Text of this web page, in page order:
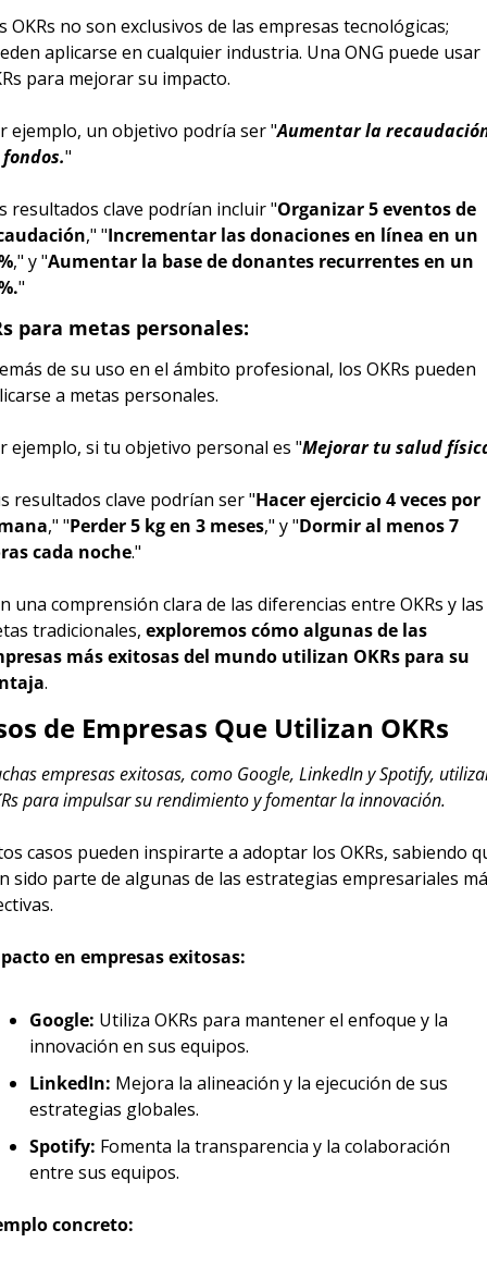
OKRs no son exclusivos de las empresas tecnológicas;
aplicarse en cualquier industria. Una ONG puede usar
para mejorar su impacto.
ejemplo, un objetivo podría ser "Aumentar la
"
resultados clave podrían incluir "Organizar 5 eventos de
," "Incrementar las donaciones en línea en un
," y "Aumentar la base de donantes recurrentes en un
"
para metas personales:
de su uso en el ámbito profesional, los OKRs pueden
a metas personales.
ejemplo, si tu objetivo personal es "Mejorar tu salud
resultados clave podrían ser "Hacer ejercicio 4 veces por
," "Perder 5 kg en 3 meses," y "Dormir al menos 7
cada noche."
una comprensión clara de las diferencias entre OKRs y las
tradicionales, exploremos cómo algunas de las
más exitosas del mundo utilizan OKRs para su
.
de Empresas Que Utilizan OKRs
empresas exitosas, como Google, LinkedIn y Spotify,
para impulsar su rendimiento y fomentar la innovación.
casos pueden inspirarte a adoptar los OKRs, sabiendo
sido parte de algunas de las estrategias empresariales
en empresas exitosas:
Google: Utiliza OKRs para mantener el enfoque y la
innovación en sus equipos.
LinkedIn: Mejora la alineación y la ejecución de sus
estrategias globales.
Spotify: Fomenta la transparencia y la colaboración
entre sus equipos.
concreto: